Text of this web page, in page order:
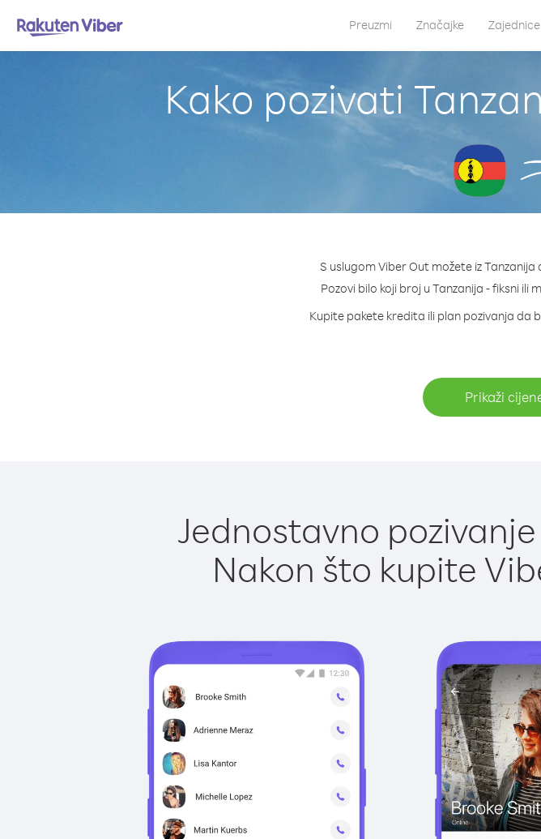
Preuzmi Značajke Zajednice
Kako pozivati
S uslugom Viber Out možete iz
Pozovi bilo koji broj u Tanzanija - fiksni ili
Kupite pakete kredita ili plan pozivanja da
Prikaži
Jednostavno
Nakon što kupite